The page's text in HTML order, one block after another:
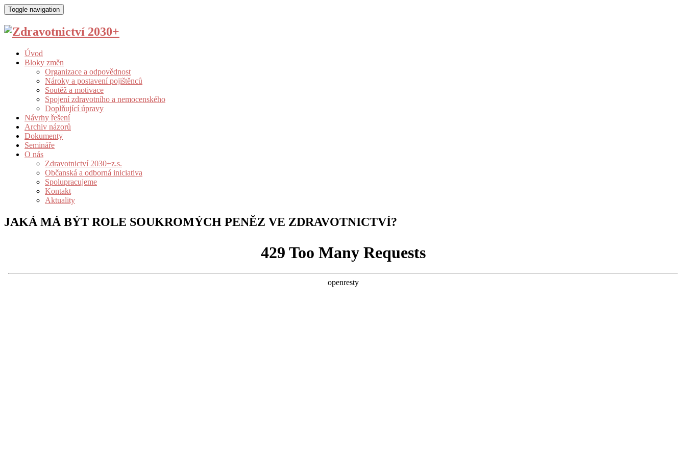
Toggle navigation
Úvod
Bloky změn
Organizace a odpovědnost
Nároky a postavení pojištěnců
Soutěž a motivace
Spojení zdravotního a nemocenského
Doplňující úpravy
Návrhy řešení
Archiv názorů
Dokumenty
Semináře
O nás
Zdravotnictví 2030+z.s.
Občanská a odborná iniciativa
Spolupracujeme
Kontakt
Aktuality
JAKÁ MÁ BÝT ROLE SOUKROMÝCH PENĚZ VE ZDRAVOTNICTVÍ?